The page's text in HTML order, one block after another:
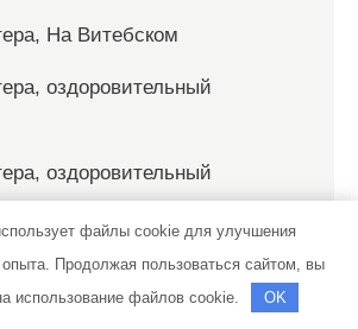
На Витебском
оздоровительный
оздоровительный
сауна
центр
файлы cookie для улучшения
опыта. Продолжая пользоваться сайтом, вы
использование файлов cookie.
OK